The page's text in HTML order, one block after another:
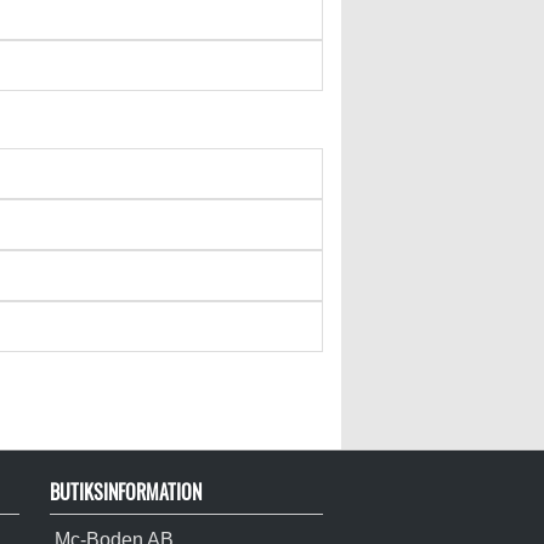
BUTIKSINFORMATION
Mc-Boden AB